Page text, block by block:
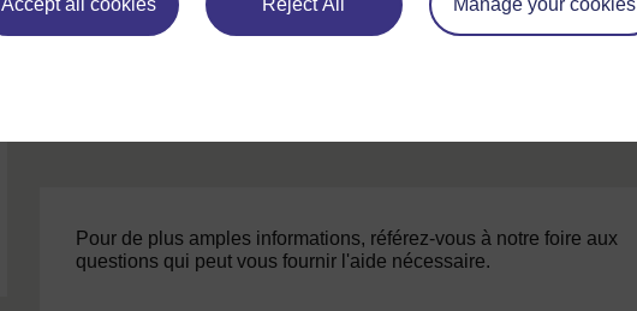
Accept all cookies Reject All Manage your cookies
Pour de plus amples informations, référez-vous à notre foire aux
questions qui peut vous fournir l'aide nécessaire.